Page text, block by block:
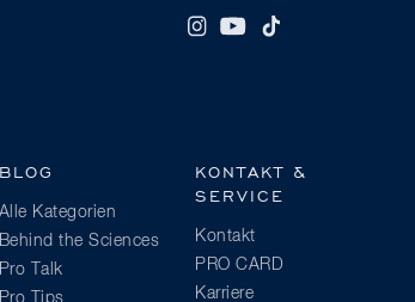
BLOG
Alle Kategorien
Behind the Sciences
Pro Talk
Pro Tips
KONTAKT &
SERVICE
Kontakt
PRO CARD
Karriere